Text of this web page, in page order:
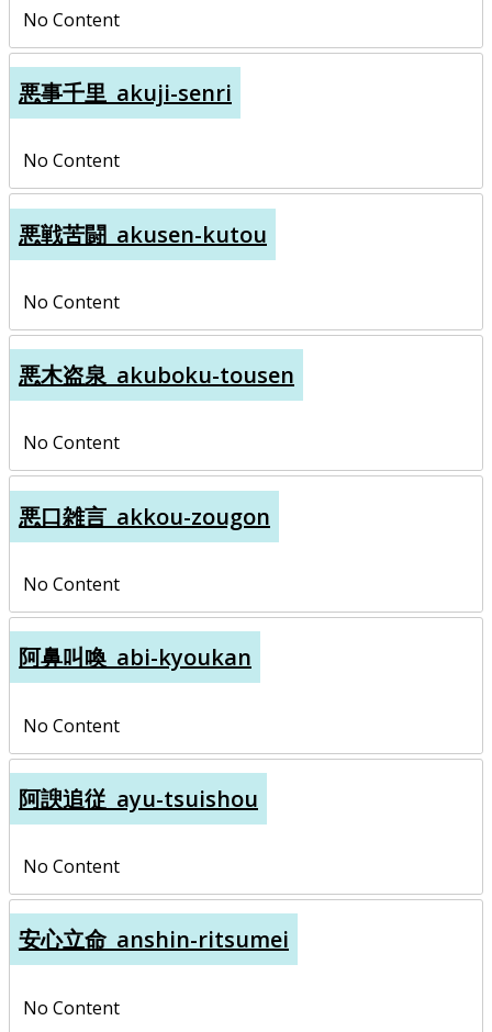
No Content
悪事千里_akuji-senri
No Content
悪戦苦闘_akusen-kutou
No Content
悪木盗泉_akuboku-tousen
No Content
悪口雑言_akkou-zougon
No Content
阿鼻叫喚_abi-kyoukan
No Content
阿諛追従_ayu-tsuishou
No Content
安心立命_anshin-ritsumei
No Content